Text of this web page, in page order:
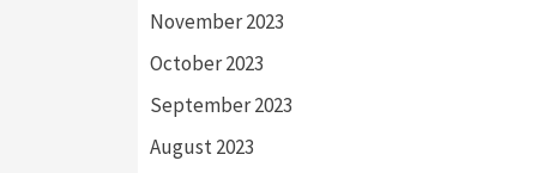
November 2023
October 2023
September 2023
August 2023